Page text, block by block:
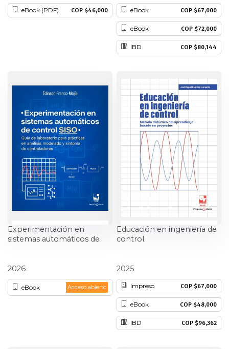
Geografía
Lenguas
Literatura
Matemáticas
Medicina
Medioambiente
Narcotráfico
Patrimonio
Periodismo
eBook (PDF) COP $46,000
IBD COP $80,144
eBook COP $67,000
eBook COP $72,000
Experimentación en
sistemas automáticos de
2026
eBook Acceso abierto
Educación en ingeniería de
control
2025
Impreso COP $67,000
IBD COP $96,362
eBook COP $48,000